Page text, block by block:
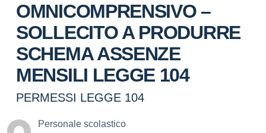
OMNICOMPRENSIVO –
SOLLECITO A PRODURRE
SCHEMA ASSENZE
MENSILI LEGGE 104
PERMESSI LEGGE 104
Personale scolastico